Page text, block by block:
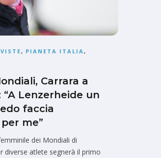
, PIANETA ITALIA ,
Carrara a
“A Lenzerheide un
faccia
me”
dei Mondiali di
diverse atlete segnerà il primo